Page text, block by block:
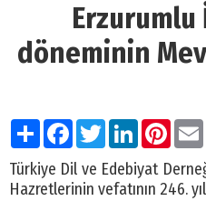
Erzurumlu
döneminin
PaylaşFacebook
TwitterLinkedIn
Türkiye Dil ve Edebiyat
Hazretlerinin vefatının 246.